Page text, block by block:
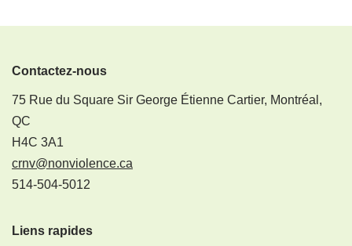
Contactez-nous
75 Rue du Square Sir George Étienne Cartier, Montréal,
QC
H4C 3A1
crnv@nonviolence.ca
514-504-5012
Liens rapides